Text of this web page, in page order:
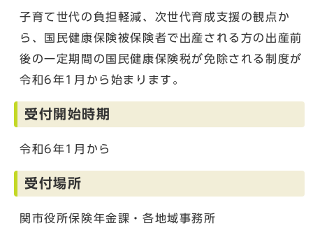
子育て世代の負担軽減、次世代育成支援の観点か
ら、国民健康保険被保険者で出産される方の出産前
後の一定期間の国民健康保険税が免除される制度が
令和6年1月から始まります。
受付開始時期
令和6年1月から
受付場所
関市役所保険年金課・各地域事務所